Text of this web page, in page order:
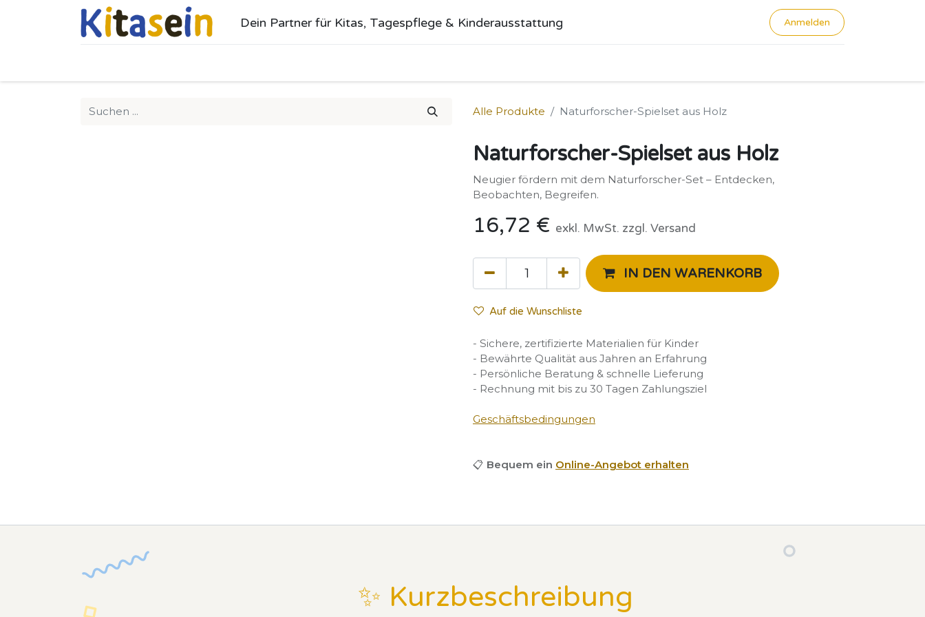
Dein Partner für Kitas, Tagespflege & Kinderausstattung Anmelden
Alle Produkte Naturforscher-Spielset aus Holz
Naturforscher-Spielset aus Holz
Neugier fördern mit dem Naturforscher-Set – Entdecken,
Beobachten, Begreifen.
16,72 € exkl. MwSt. zzgl. Versand
IN DEN WARENKORB
Auf die Wunschliste
- Sichere, zertifizierte Materialien für Kinder
- Bewährte Qualität aus Jahren an Erfahrung
- Persönliche Beratung & schnelle Lieferung
- Rechnung mit bis zu 30 Tagen Zahlungsziel
Geschäftsbedingungen
📋 Bequem ein Online-Angebot erhalten
✨ Kurzbeschreibung